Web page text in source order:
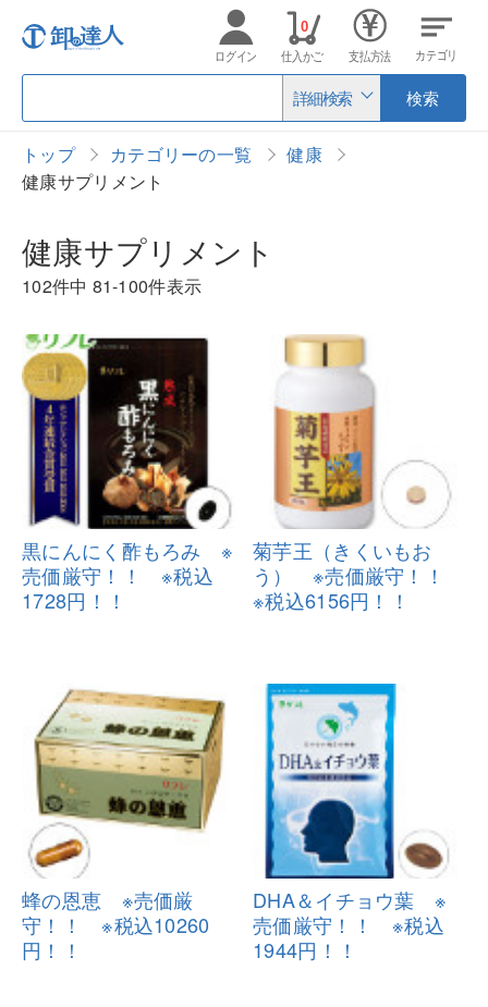
詳細検索 検索
ログイン 仕入かご
0
支払方法 カテゴリ
トップ カテゴリーの一覧
健康
健康サプリメント
健康サプリメント
102件中 81-100件表示
黒にんにく酢もろみ ※
売価厳守！
！ ※税込
1728円！！
菊芋王（きくいもお
う） ※売価厳守！！
※税込6156円！！
蜂の恩恵 ※売価厳
守！！ ※税込10260
円！！
DHA＆イチョウ葉 ※
売価厳守！！ ※税込
1944円！！